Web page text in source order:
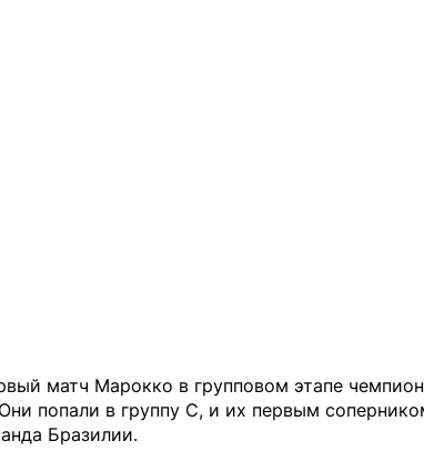
матч Марокко в групповом этапе
попали в группу С, и их первым
Бразилии.